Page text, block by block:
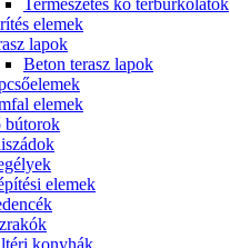
Természetes kő térburkolatok
elemek
lapok
Beton terasz lapok
elemek
bútorok
elemek
konyhák